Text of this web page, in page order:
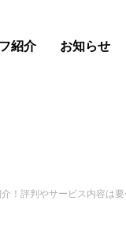
紹介 お知らせ
！評判やサービス内容は要